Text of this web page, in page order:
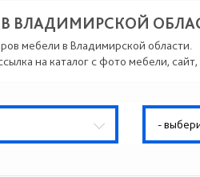
ВЛАДИМИРСКОЙ
мебели в Владимирской области.
на каталог с фото мебели,
-